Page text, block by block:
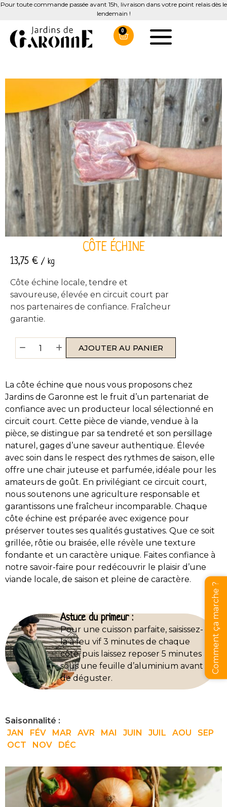
Pour toute commande passée avant 15h, livraison dans votre point relais dès le
lendemain !
0
CÔTE ÉCHINE
13,75 € / kg
Côte échine locale, tendre et
savoureuse, élevée en circuit court par
nos partenaires de confiance. Fraîcheur
garantie.
AJOUTER AU PANIER
La côte échine que nous vous proposons chez
Jardins de Garonne est le fruit d’un partenariat de
confiance avec un producteur local sélectionné en
circuit court. Cette pièce de viande, vendue à la
pièce, se distingue par sa tendreté et son persillage
naturel, gages d’une saveur authentique. Élevée
avec soin dans le respect des rythmes de saison, elle
offre une chair juteuse et parfumée, idéale pour les
amateurs de goût. En privilégiant ce circuit court,
nous soutenons une agriculture responsable et
garantissons une fraîcheur incomparable. Chaque
côte échine est préparée avec exigence pour
préserver toutes ses qualités gustatives. Que ce soit
grillée, rôtie ou braisée, elle révèle une texture
fondante et un caractère unique. Faites confiance à
notre savoir-faire pour redécouvrir le plaisir d’une
viande locale, de saison et pleine de caractère.
Astuce du primeur :
Pour une cuisson parfaite, saisissez-
la à feu vif 3 minutes de chaque
côté, puis laissez reposer 5 minutes
sous une feuille d’aluminium avant
de déguster.
Saisonnalité :
JAN
FÉV MAR AVR MAI JUIN JUIL AOU
SEP
OCT
NOV DÉC
Comment ça marche ?